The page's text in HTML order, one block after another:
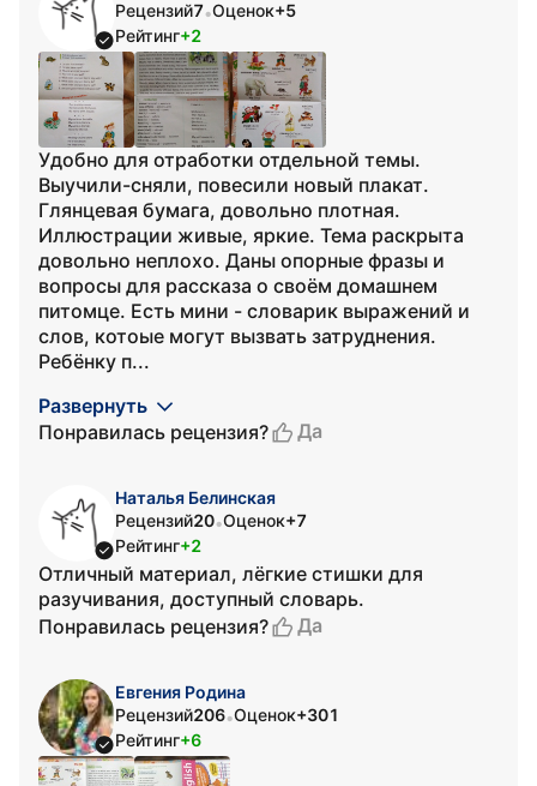
Рецензий7•Оценок+5
Рейтинг+2
Удобно для отработки отдельной темы.
Выучили-сняли, повесили новый плакат.
Глянцевая бумага, довольно плотная.
Иллюстрации живые, яркие. Тема раскрыта
довольно неплохо. Даны опорные фразы и
вопросы для рассказа о своём домашнем
питомце. Есть мини - словарик выражений и
слов, котоые могут вызвать затруднения.
Ребёнку п...
Развернуть
Понравилась рецензия?
Да
Наталья Белинская
Рецензий20•Оценок+7
Рейтинг+2
Отличный материал, лёгкие стишки для
разучивания, доступный словарь.
Понравилась рецензия?
Да
Евгения Родина
Рецензий206•Оценок+301
Рейтинг+6